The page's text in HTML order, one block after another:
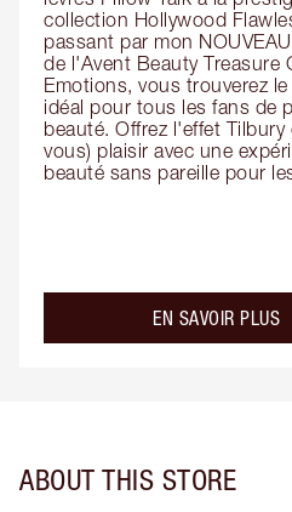
collection Hollywood
passant par mon
de l'Avent Beauty Treasure
Emotions, vous trouverez le
idéal pour tous les fans de
beauté. Offrez l'effet Tilbury
vous) plaisir avec une
beauté sans pareille pour
EN SAVOIR PLUS
ABOUT THIS STORE